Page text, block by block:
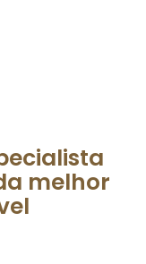
melhor